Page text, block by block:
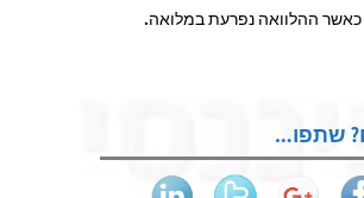
ההלוואה נפרעת במלואה.
שתפו…